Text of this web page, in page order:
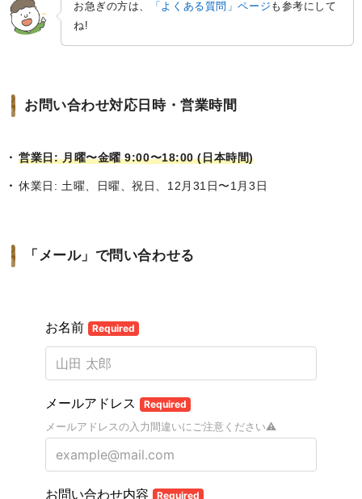
お急ぎの方は、 「よくある質問」ページ も参考にして
ね!
お問い合わせ対応日時・営業時間
営業日: 月曜〜金曜 9:00〜18:00 (日本時間)
休業日: 土曜、日曜、祝日、12月31日〜1月3日
「メール」で問い合わせる